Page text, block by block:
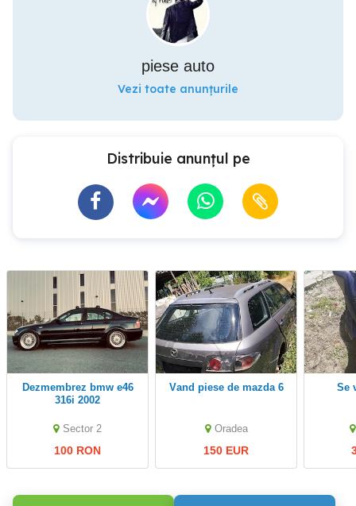
piese auto
Vezi toate anunțurile
Distribuie anunțul pe
dezmembrez bmw e46
316i 2002
Sector 2
100 RON
vand piese de mazda 6
Oradea
150 EUR